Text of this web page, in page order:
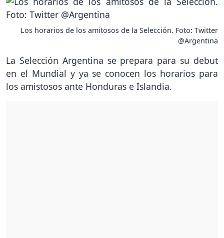
Los horarios de los amitosos de la Selección. Foto: Twitter
@Argentina
La Selección Argentina se prepara para su debut
en el Mundial y ya se conocen los horarios para
los amistosos ante Honduras e Islandia.